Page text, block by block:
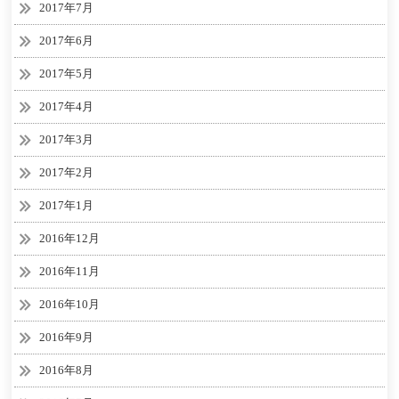
2017年7月
2017年6月
2017年5月
2017年4月
2017年3月
2017年2月
2017年1月
2016年12月
2016年11月
2016年10月
2016年9月
2016年8月